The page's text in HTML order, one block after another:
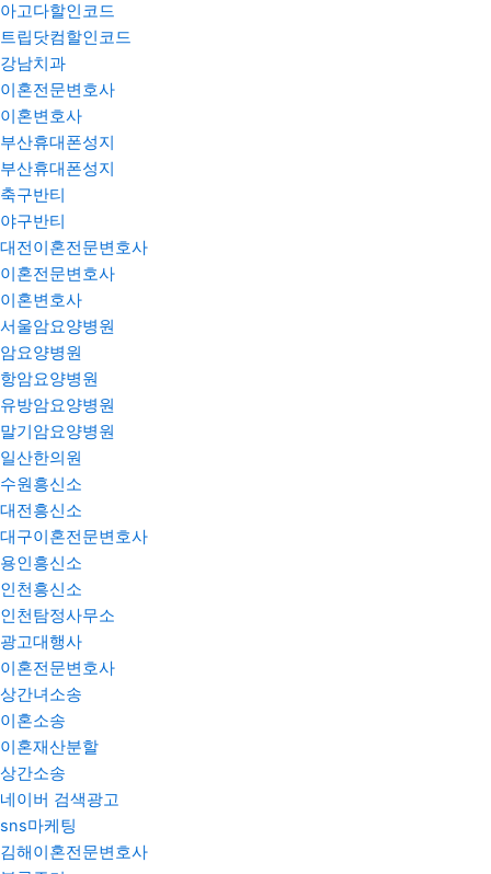
아고다할인코드
트립닷컴할인코드
강남치과
이혼전문변호사
이혼변호사
부산휴대폰성지
부산휴대폰성지
축구반티
야구반티
대전이혼전문변호사
이혼전문변호사
이혼변호사
서울암요양병원
암요양병원
항암요양병원
유방암요양병원
말기암요양병원
일산한의원
수원흥신소
대전흥신소
대구이혼전문변호사
용인흥신소
인천흥신소
인천탐정사무소
광고대행사
이혼전문변호사
상간녀소송
이혼소송
이혼재산분할
상간소송
네이버 검색광고
sns마케팅
김해이혼전문변호사